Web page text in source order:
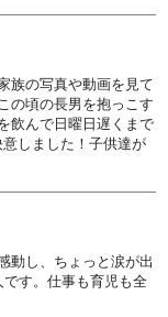
族の写真や動画を見て
の頃の長男を抱っこす
飲んで日曜日遅くまで
しました！子供達が
動し、ちょっと涙が出
す。仕事も育児も全